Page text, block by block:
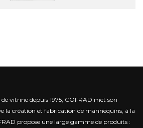
vitrine depuis 1975, COFRAD met son
la création et fabrication de mannequins, à la
propose une large gamme de produits :